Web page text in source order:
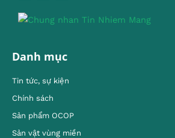
Danh mục
Tin tức, sự kiện
Chính sách
Sản phẩm OCOP
Sản vật vùng miền